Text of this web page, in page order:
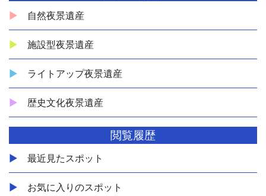
自然夜景遺産
施設型夜景遺産
ライトアップ夜景遺産
歴史文化夜景遺産
閲覧履歴
最近見たスポット
お気に入りのスポット